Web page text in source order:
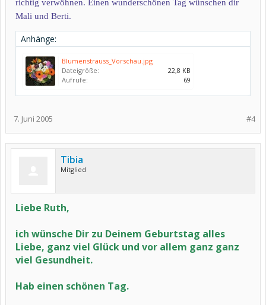
richtig verwöhnen. Einen wunderschönen Tag wünschen dir
Mali und Berti.
Anhänge:
Blumenstrauss_Vorschau.jpg
Dateigröße:
22,8 KB
Aufrufe:
69
#4
7. Juni 2005
Tibia
Mitglied
Liebe Ruth,
ich wünsche Dir zu Deinem Geburtstag alles
Liebe, ganz viel Glück und vor allem ganz ganz
viel Gesundheit.
Hab einen schönen Tag.